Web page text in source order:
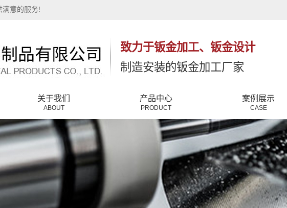
满意的服务!
致力于钣金加工、钣金设计
制造安装的钣金加工厂家
关于我们
ABOUT
公司简介
联系我们
产品中心
PRODUCT
钣金件
钣金加工
五金加工
铂金加工
案例展示
CASE
公司新闻
行业新闻
常见问题